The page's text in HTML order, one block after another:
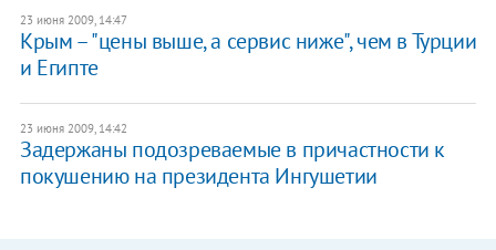
23 июня 2009, 14:47
Крым – "цены выше, а сервис ниже", чем в Турции
и Египте
23 июня 2009, 14:42
Задержаны подозреваемые в причастности к
покушению на президента Ингушетии